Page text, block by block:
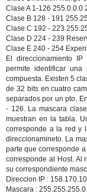
Clase A 1-126 255.0.0.0
Clase B 128 - 191
Clase C 192 - 223
Clase D 224 - 239
Clase E 240 - 254
El direccionamiento
permite identificar
compuesta. Existen 5
de 32 bits en cuatro
separados por un pto.
- 126. La mascara
muestran en la tabla.
corresponde a la red y
direccionamineto. La
parte que corresponde
corresponde al Host. Al
su correspondiente
Direccion IP :
Mascara : 255.255.255.0